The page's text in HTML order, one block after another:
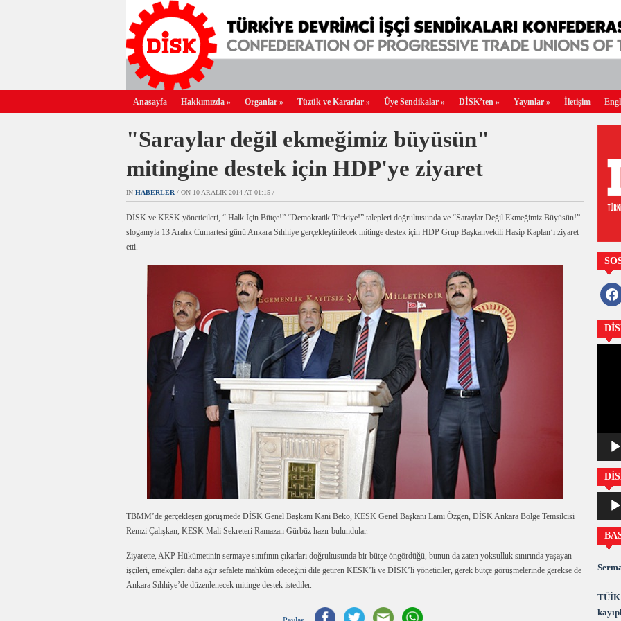
Anasayfa Hakkımızda » Organlar » Tüzük ve Kararlar » Üye Sendikalar » DİSK’ten » Yayınlar » İletişim
"Saraylar değil ekmeğimiz büyüsün"
mitingine destek için HDP'ye ziyaret
IN HABERLER / ON 10 ARALIK 2014 AT 01:15 /
DİSK ve KESK yöneticileri, “ Halk İçin Bütçe!” “Demokratik Türkiye!” talepleri doğrultusunda ve “Saraylar Değil Ekmeğimiz Büyüsün!”
sloganıyla 13 Aralık Cumartesi günü Ankara Sıhhiye gerçekleştirilecek mitinge destek için HDP Grup Başkanvekili Hasip Kaplan’ı ziyaret
etti.
TBMM’de gerçekleşen görüşmede DİSK Genel Başkanı Kani Beko, KESK Genel Başkanı Lami Özgen, DİSK Ankara Bölge Temsilcisi
Remzi Çalışkan, KESK Mali Sekreteri Ramazan Gürbüz hazır bulundular.
Ziyarette, AKP Hükümetinin sermaye sınıfının çıkarları doğrultusunda bir bütçe öngördüğü, bunun da zaten yoksulluk sınırında yaşayan
işçileri, emekçileri daha ağır sefalete mahkûm edeceğini dile getiren KESK’li ve DİSK’li yöneticiler, gerek bütçe görüşmelerinde gerekse de
Ankara Sıhhiye’de düzenlenecek mitinge destek istediler.
oynatıcı
TÜİK